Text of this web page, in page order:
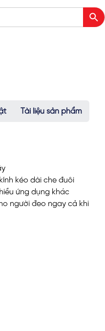
Tài liệu sản phẩm
kéo dài che đuôi
ứng dụng khác
người đeo ngay cả khi